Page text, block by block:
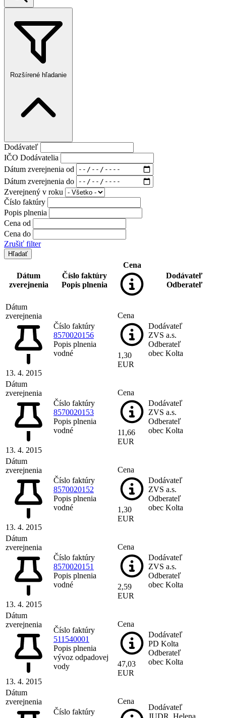
Rozšírené hľadanie
Dodávateľ
IČO Dodávatelia
Dátum zverejnenia od
Dátum zverejnenia do
Zverejnený v roku
Číslo faktúry
Popis plnenia
Cena od
Cena do
Zrušiť filter
Dátum
zverejnenia
Číslo faktúry
Popis plnenia
Cena
Dodávateľ
Odberateľ
Dátum
zverejnenia
13. 4. 2015
Číslo faktúry
8570020156
Popis plnenia
vodné
Cena
1,30
EUR
Dodávateľ
ZVS a.s.
Odberateľ
obec Kolta
Dátum
zverejnenia
13. 4. 2015
Číslo faktúry
8570020153
Popis plnenia
vodné
Cena
11,66
EUR
Dodávateľ
ZVS a.s.
Odberateľ
obec Kolta
Dátum
zverejnenia
13. 4. 2015
Číslo faktúry
8570020152
Popis plnenia
vodné
Cena
1,30
EUR
Dodávateľ
ZVS a.s.
Odberateľ
obec Kolta
Dátum
zverejnenia
13. 4. 2015
Číslo faktúry
8570020151
Popis plnenia
vodné
Cena
2,59
EUR
Dodávateľ
ZVS a.s.
Odberateľ
obec Kolta
Dátum
zverejnenia
13. 4. 2015
Číslo faktúry
511540001
Popis plnenia
vývoz odpadovej
vody
Cena
47,03
EUR
Dodávateľ
PD Kolta
Odberateľ
obec Kolta
Dátum
zverejnenia
Číslo faktúry
Cena
Dodávateľ
JUDR. Helena